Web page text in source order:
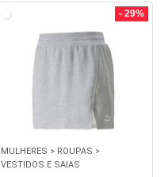
- 29%
MULHERES > ROUPAS >
VESTIDOS E SAIAS